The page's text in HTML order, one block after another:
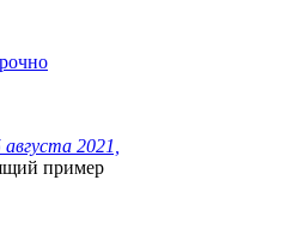
2021,
пример